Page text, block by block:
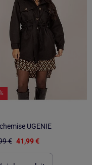
UGENIE
€ 41,99 €